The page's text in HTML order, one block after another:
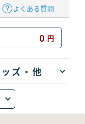
よくある質問
0 円
ズ・他